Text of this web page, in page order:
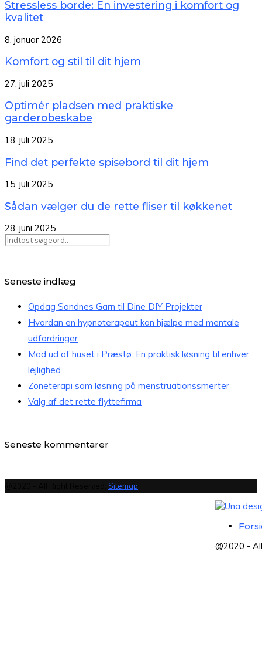
Stressless borde: En investering i komfort og
kvalitet
8. januar 2026
Komfort og stil til dit hjem
27. juli 2025
Optimér pladsen med praktiske
garderobeskabe
18. juli 2025
Find det perfekte spisebord til dit hjem
15. juli 2025
Sådan vælger du de rette fliser til køkkenet
28. juni 2025
Seneste indlæg
Opdag Sandnes Garn til Dine DIY Projekter
Hvordan en hypnoterapeut kan hjælpe med mentale
udfordringer
Mad ud af huset i Præstø: En praktisk løsning til enhver
lejlighed
Zoneterapi som løsning på menstruationssmerter
Valg af det rette flyttefirma
Seneste kommentarer
Sitemap
@2020 -